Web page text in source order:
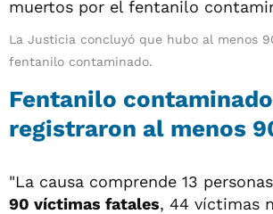
La Justicia concluyó que hubo al menos
fentanilo contaminado.
Fentanilo
registraron al menos
"La causa comprende 13
90 víctimas fatales, 44 víctimas